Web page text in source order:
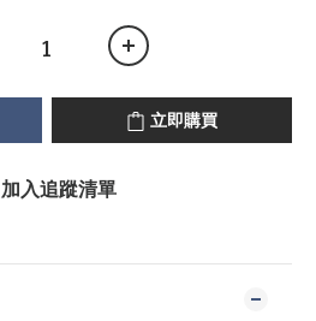
立即購買
加入追蹤清單